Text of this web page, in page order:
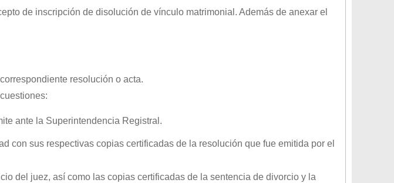
de inscripción de disolución de vínculo matrimonial. Además de anexar el
resolución o acta.
ante la Superintendencia Registral.
con sus respectivas copias certificadas de la resolución que fue emitida por el
del juez, así como las copias certificadas de la sentencia de divorcio y la